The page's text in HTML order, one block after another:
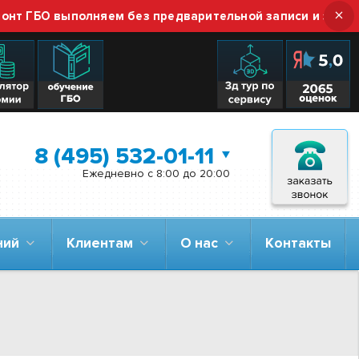
ГБО выполняем без предварительной записи и звонка
×
8 (495) 532-01-11
Ежедневно с 8:00 до 20:00
Клиентам О нас Контакты